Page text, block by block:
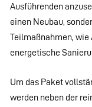
Ausführenden
einen Neubau,
Teilmaßnahmen, wie
energetische
Um das Paket
werden neben der